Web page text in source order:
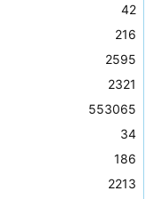
42
216
2595
2321
553065
34
186
2213